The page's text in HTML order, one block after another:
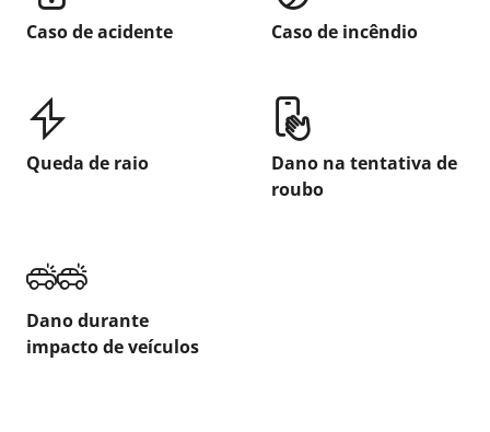
Caso de acidente Caso de incêndio
Queda de raio
Dano na tentativa de
roubo
Dano durante
impacto de veículos